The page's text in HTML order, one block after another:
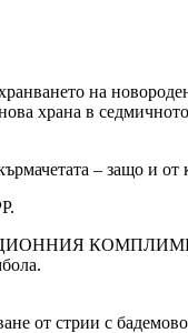
на
храна в
– защо и
КОМПЛИМЕНТ ОТ
от стрии с